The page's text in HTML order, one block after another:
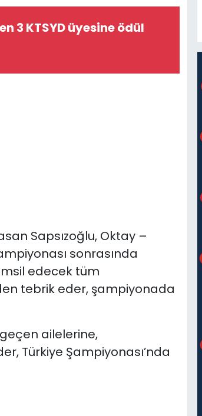
3 KTSYD üyesine ödül
Sapsızoğlu, Oktay –
sonrasında
edecek tüm
tebrik eder, şampiyonada
ailelerine,
Türkiye Şampiyonası’nda